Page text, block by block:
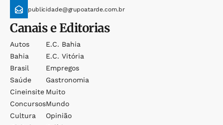
publicidade@grupoatarde.com.br
Canais e Editorias
Autos
Bahia
Brasil
Saúde
Cineinsite
Concursos
Cultura
E.c. Bahia
E.c. Vitória
Empregos
Gastronomia
Muito
Mundo
Opinião